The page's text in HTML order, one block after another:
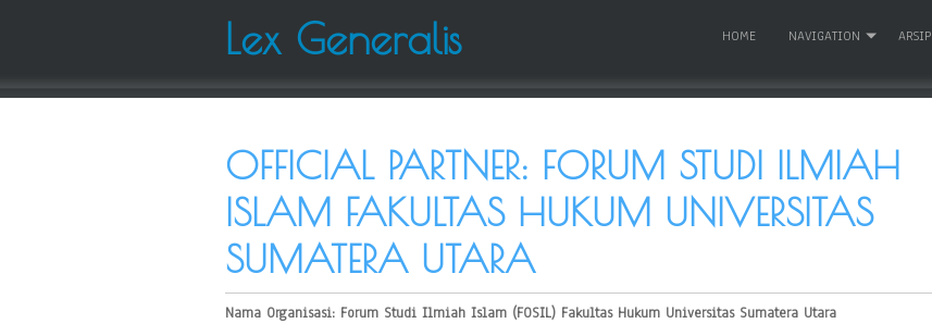
Lex Generalis HOME NAVIGATION ARSIP
OFFICIAL PARTNER: FORUM STUDI ILMIAH
ISLAM FAKULTAS HUKUM UNIVERSITAS
SUMATERA UTARA
Nama Organisasi: Forum Studi Ilmiah Islam (FOSIL) Fakultas Hukum Universitas Sumatera Utara